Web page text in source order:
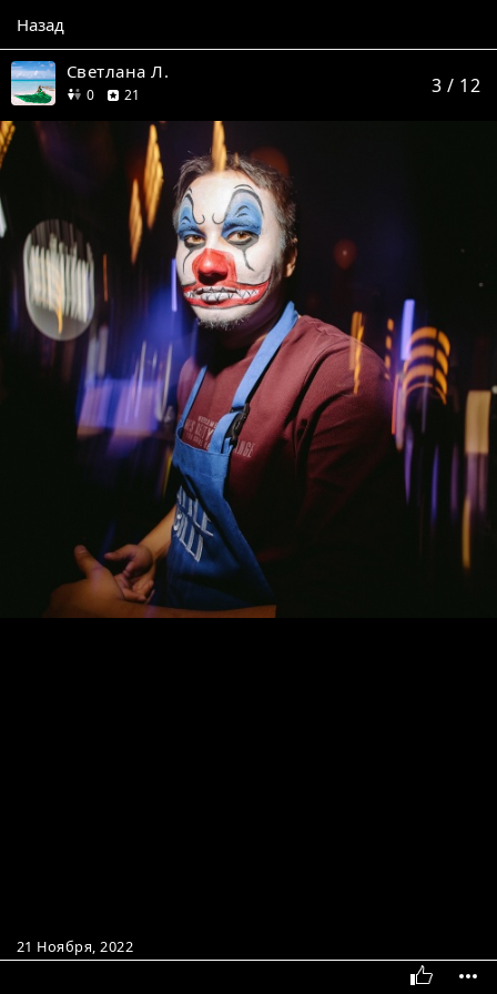
Назад
Светлана Л.
0друзей
21 3 / 12
21 Ноября, 2022